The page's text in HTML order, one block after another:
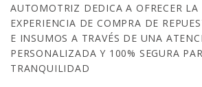
AUTOMOTRIZ DEDICA A OFRECER LA
EXPERIENCIA DE COMPRA DE
E INSUMOS A TRAVÉS DE UNA
PERSONALIZADA Y 100% SEGURA
TRANQUILIDAD